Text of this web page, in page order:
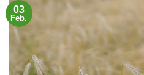
03
Feb.